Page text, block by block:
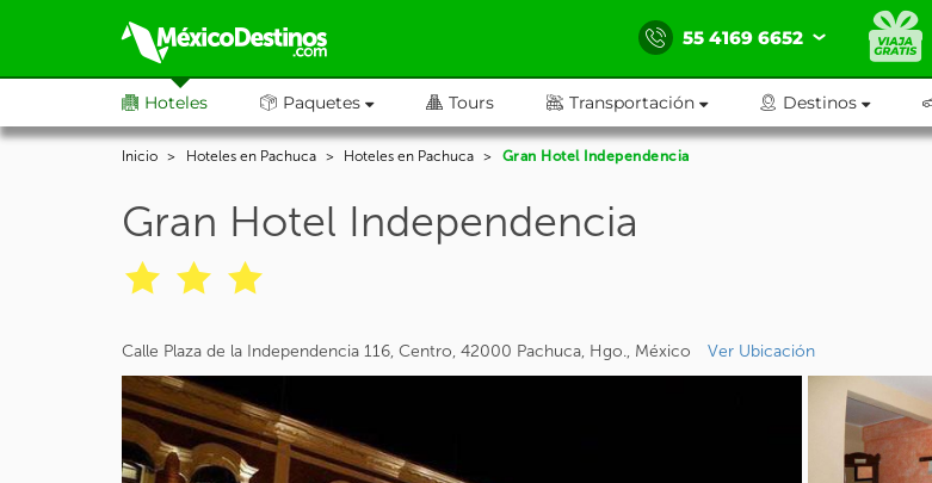
55 4169 6652
Hoteles Paquetes Tours Transportación Destinos
Inicio Hoteles en Pachuca Hoteles en Pachuca Gran Hotel Independencia
Gran Hotel Independencia
Calle Plaza de la Independencia 116, Centro, 42000 Pachuca, Hgo., México Ver Ubicación